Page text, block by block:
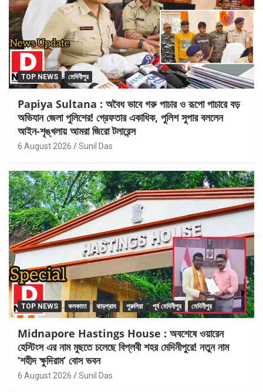
TOP NEWS মেদিনীপুর
Papiya Sultana : অবৈধ ভাবে গরু পাচার ও রূপো পাচারে বড়
অভিযান জেলা পুলিশের! গ্রেফতার একাধিক, পুলিশ সুপার বললেন
আইন-শৃঙ্খলায় আমরা জিরো টলারেন্স
6 August 2026 Sunil Das
TOP NEWS কলকাতা ঝাড়গ্রাম পুরুলিয়া পূর্ব মেদিনীপুর মেদিনীপুর
Midnapore Hastings House : অবশেষে ওয়ারেন
হেস্টিংস এর নাম মুছতে চলেছে বিপ্লবী শহর মেদিনীপুরে! নতুন নাম
‘শহীদ ক্ষুদিরাম’ বোস ভবন
6 August 2026 Sunil Das